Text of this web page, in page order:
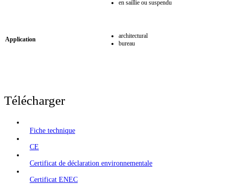
en saillie ou suspendu
Application
architectural
bureau
Télécharger
Fiche technique
CE
Certificat de déclaration environnementale
Certificat ENEC